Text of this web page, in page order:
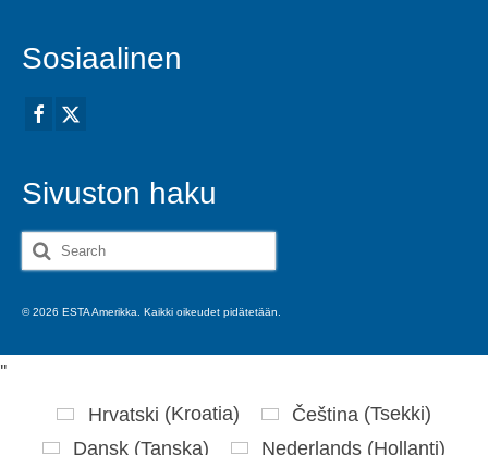
Sosiaalinen
Sivuston haku
Search
© 2026 ESTA Amerikka. Kaikki oikeudet pidätetään.
''
Hrvatski (Kroatia) Čeština (Tsekki)
Dansk (Tanska) Nederlands (Hollanti)